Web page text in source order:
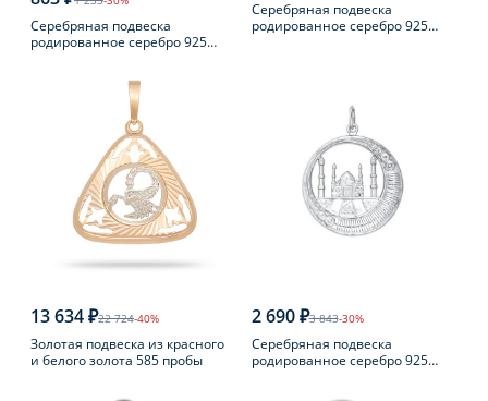
Серебряная подвеска
родированное серебро 925
Серебряная подвеска
родированное серебро 925
13 634 ₽22 724-40%
Золотая подвеска из красного
и белого золота 585 пробы
2 690 ₽3 843-30%
Серебряная подвеска
родированное серебро 925